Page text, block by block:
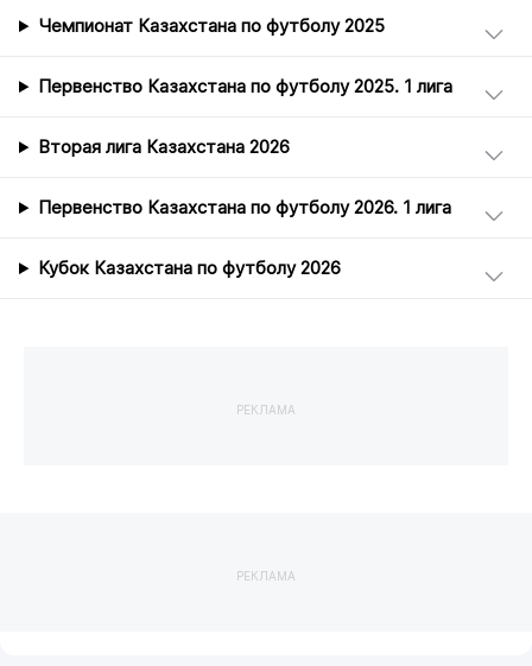
Чемпионат Казахстана по футболу 2025
Первенство Казахстана по футболу 2025. 1 лига
Вторая лига Казахстана 2026
Первенство Казахстана по футболу 2026. 1 лига
Кубок Казахстана по футболу 2026
РЕКЛАМА
РЕКЛАМА